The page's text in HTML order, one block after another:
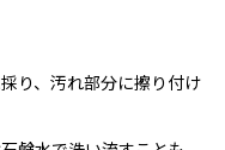
り、汚れ部分に擦り付け